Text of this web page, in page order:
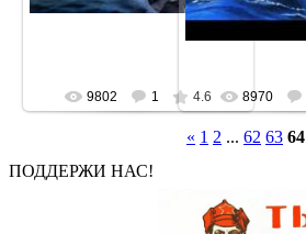
9802 1 4.6 8970
« 1 2 ... 62 63 64
ПОДДЕРЖИ НАС!